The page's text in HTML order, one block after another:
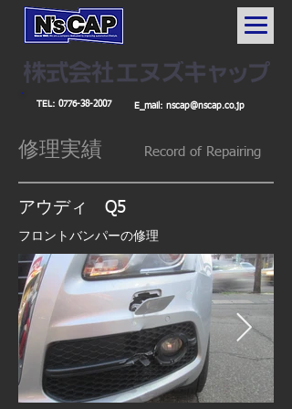
TEL: 0776-38-2007 E_mail: nscap@nscap.co.jp
修理実績 Record of Repairing
アウディ Q5
フロントバンパーの修理